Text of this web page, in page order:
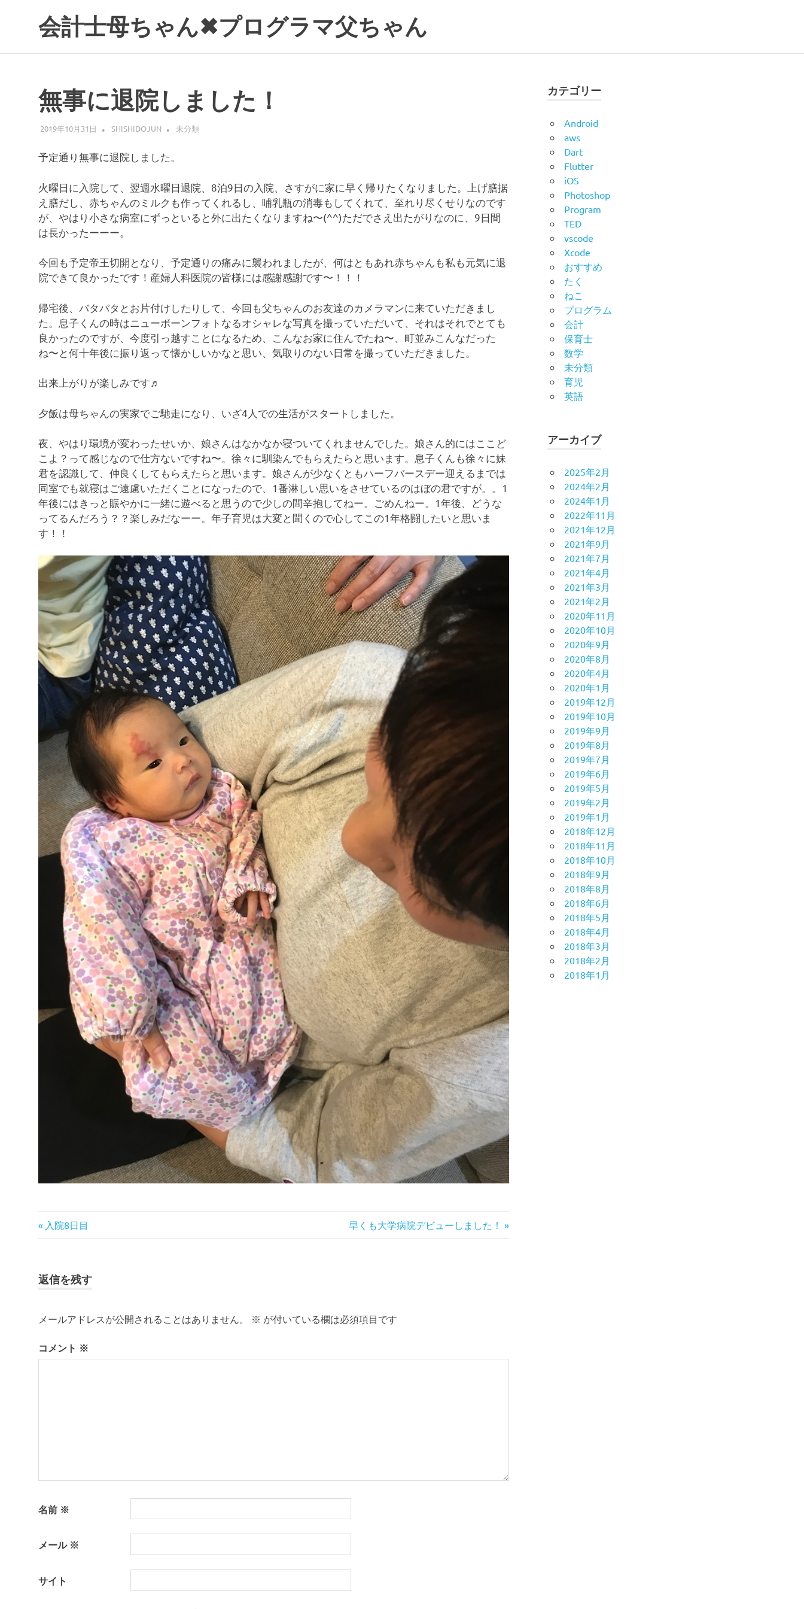
会計士母ちゃん✖プログラマ父ちゃん
無事に退院しました！
2019年10月31日 SHISHIDOJUN 未分類
予定通り無事に退院しました。
火曜日に入院して、翌週水曜日退院、8泊9日の入院、さすがに家に早く帰りたくなりました。上げ膳据
え膳だし、赤ちゃんのミルクも作ってくれるし、哺乳瓶の消毒もしてくれて、至れり尽くせりなのです
が、やはり小さな病室にずっといると外に出たくなりますね〜(^^)ただでさえ出たがりなのに、9日間
は長かったーーー。
今回も予定帝王切開となり、予定通りの痛みに襲われましたが、何はともあれ赤ちゃんも私も元気に退
院できて良かったです！産婦人科医院の皆様には感謝感謝です〜！！！
帰宅後、バタバタとお片付けしたりして、今回も父ちゃんのお友達のカメラマンに来ていただきまし
た。息子くんの時はニューボーンフォトなるオシャレな写真を撮っていただいて、それはそれでとても
良かったのですが、今度引っ越すことになるため、こんなお家に住んでたね〜、町並みこんなだった
ね〜と何十年後に振り返って懐かしいかなと思い、気取りのない日常を撮っていただきました。
出来上がりが楽しみです♬
夕飯は母ちゃんの実家でご馳走になり、いざ4人での生活がスタートしました。
夜、やはり環境が変わったせいか、娘さんはなかなか寝ついてくれませんでした。娘さん的にはここど
こよ？って感じなので仕方ないですね〜。徐々に馴染んでもらえたらと思います。息子くんも徐々に妹
君を認識して、仲良くしてもらえたらと思います。娘さんが少なくともハーフバースデー迎えるまでは
同室でも就寝はご遠慮いただくことになったので、1番淋しい思いをさせているのはぼの君ですが。。1
年後にはきっと賑やかに一緒に遊べると思うので少しの間辛抱してねー。ごめんねー。1年後、どうな
ってるんだろう？？楽しみだなーー。年子育児は大変と聞くので心してこの1年格闘したいと思いま
す！！
投
ナ
ゲ
ー
前
の
入院8日目
次
の
早くも大学病院デビューしました！
返信を残す
メールアドレスが公開されることはありません。 ※ が付いている欄は必須項目です
コメント ※
名前 ※
メール ※
サイト
カテゴリー
Android
aws
Dart
Flutter
iOS
Photoshop
Program
TED
vscode
Xcode
おすすめ
たく
ねこ
プログラム
会計
保育士
数学
未分類
育児
英語
アーカイブ
2025年2月
2024年2月
2024年1月
2022年11月
2021年12月
2021年9月
2021年7月
2021年4月
2021年3月
2021年2月
2020年11月
2020年10月
2020年9月
2020年8月
2020年4月
2020年1月
2019年12月
2019年10月
2019年9月
2019年8月
2019年7月
2019年6月
2019年5月
2019年2月
2019年1月
2018年12月
2018年11月
2018年10月
2018年9月
2018年8月
2018年6月
2018年5月
2018年4月
2018年3月
2018年2月
2018年1月